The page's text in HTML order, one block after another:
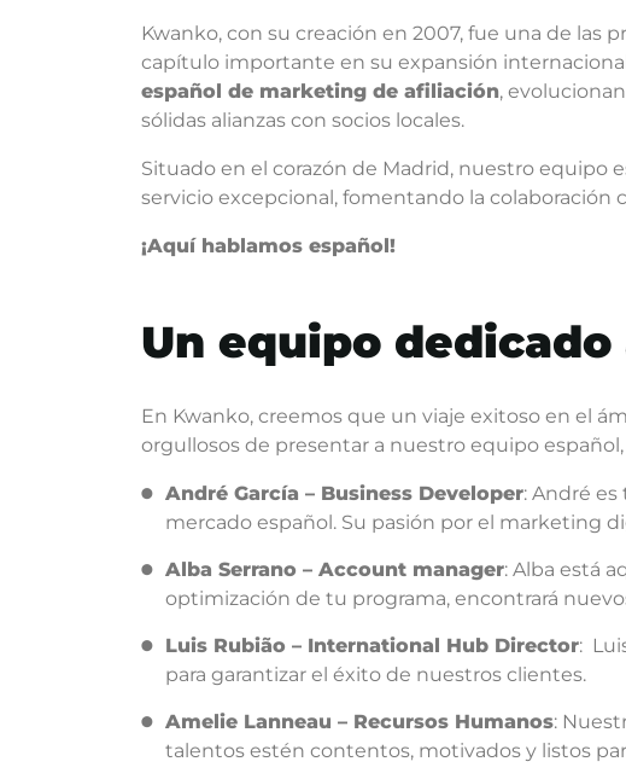
Kwanko, con su creación en 2007, fue una de las
capítulo importante en su expansión
español de marketing de afiliación,
sólidas alianzas con socios locales.
Situado en el corazón de Madrid, nuestro equipo
servicio excepcional, fomentando la colaboración
¡Aquí hablamos español!
Un equipo
En Kwanko, creemos que un viaje exitoso en el
orgullosos de presentar a nuestro equipo
André García – Business Developer: André
mercado español. Su pasión por el marketing
Alba Serrano – Account manager: Alba está
optimización de tu programa, encontrará
Luis Rubião – International Hub Director:
para garantizar el éxito de nuestros clientes.
Amelie Lanneau – Recursos Humanos:
talentos estén contentos, motivados y listos